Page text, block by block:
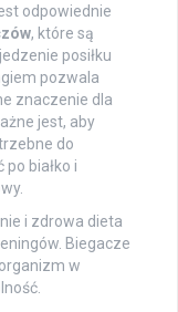
odpowiednie
, które są
posiłku
pozwala
znaczenie dla
jest, aby
do
białko i
i zdrowa dieta
Biegacze
w